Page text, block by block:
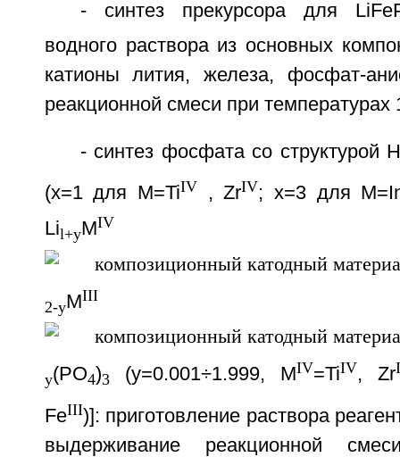
- синтез прекурсора для
водного раствора из основных
катионы лития, железа, фосфат-
реакционной смеси при температурах
- синтез фосфата со структурой
(x=1 для M=TiIV , ZrIV; х=3 для
Lil+yMIV
2-yMIII
y(PO4)3 (y=0.001÷1.999, MIV=TiIV, Zr
FeIII)]: приготовление раствора
выдерживание реакционной